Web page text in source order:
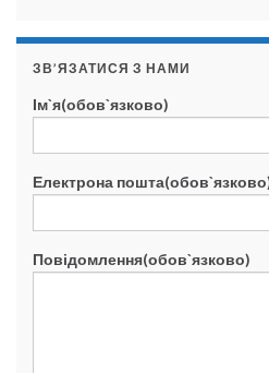
ЗВ’ЯЗАТИСЯ З НАМИ
Ім`я(обов`язково)
Електрона
Повідомлення(обов`язково)